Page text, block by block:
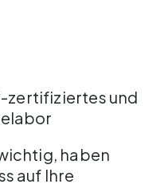
zertifiziertes und
haben
auf Ihre